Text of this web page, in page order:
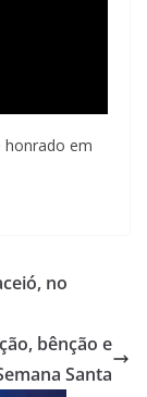
honrado em
no
bênção e
Santa